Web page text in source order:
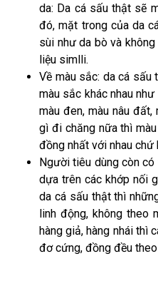
da: Da cá sấu thật sẽ
đó, mặt trong của da
sùi như da bò và
liệu simlli.
Về màu sắc: da cá sấu
màu sắc khác nhau
màu đen, màu nâu
gì đi chăng nữa thì
đồng nhất với nhau chứ
Người tiêu dùng còn
dựa trên các khớp nối
da cá sấu thật thì
linh động, không theo
hàng giả, hàng nhái thì
đơ cứng, đồng đều